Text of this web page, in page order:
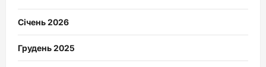
Січень 2026
Грудень 2025